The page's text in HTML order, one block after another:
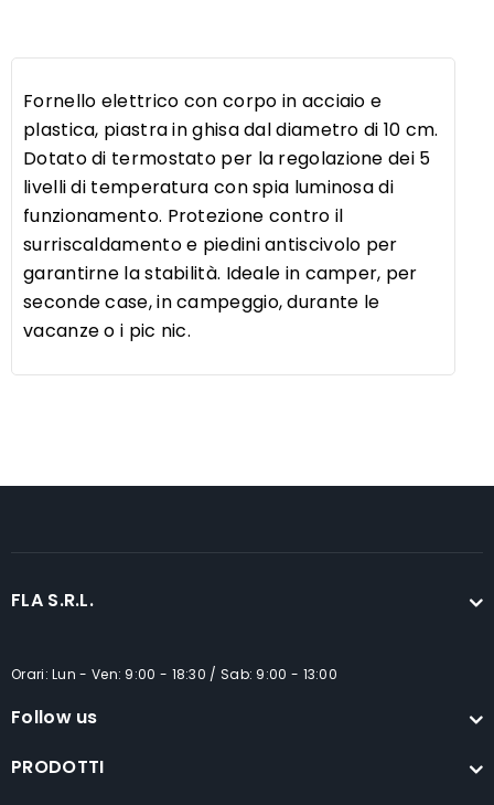
Fornello elettrico con corpo in acciaio e
plastica, piastra in ghisa dal diametro di 10 cm.
Dotato di termostato per la regolazione dei 5
livelli di temperatura con spia luminosa di
funzionamento. Protezione contro il
surriscaldamento e piedini antiscivolo per
garantirne la stabilità. Ideale in camper, per
seconde case, in campeggio, durante le
vacanze o i pic nic.
FLA S.R.L.
Orari: Lun - Ven: 9:00 - 18:30 / Sab: 9:00 - 13:00
Follow us
PRODOTTI